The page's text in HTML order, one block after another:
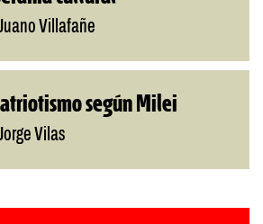
Villafañe
según Milei
Vilas